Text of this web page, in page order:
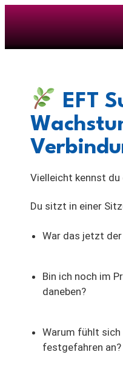
EFT
Vielleicht kennst du
Du sitzt in einer
War das jetzt
Bin ich noch im
daneben?
Warum fühlt
festgefahren an?